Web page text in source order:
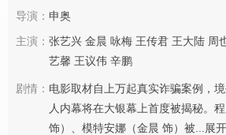
导演： 申奥
主演： 张艺兴 金晨 咏梅 王传君 王大陆 周
艺馨 王议伟 辛鹏
剧情： 电影取材自上万起真实诈骗案例，
人内幕将在大银幕上首度被揭秘。
饰）、模特安娜（金晨 饰）被...
展开